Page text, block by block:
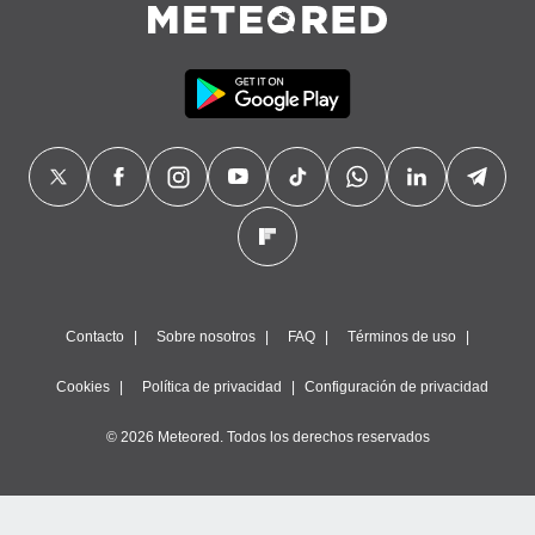
únicos
similares
Contacto Sobre nosotros FAQ Términos de uso
Cookies Política de privacidad Configuración de privacidad
© 2026 Meteored. Todos los derechos reservados